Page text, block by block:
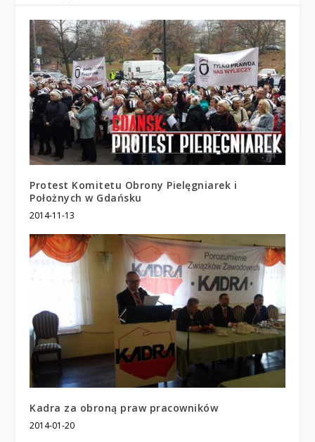
Protest Komitetu Obrony Pielęgniarek i
Położnych w Gdańsku
2014-11-13
Kadra za obroną praw pracowników
2014-01-20